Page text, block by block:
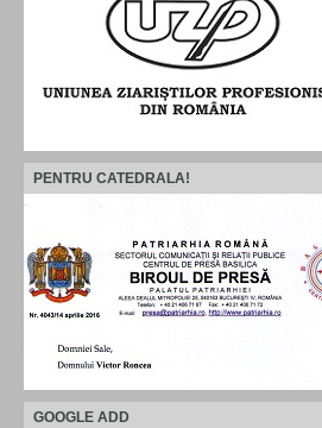
PENTRU CATEDRALA!
GOOGLE ADD